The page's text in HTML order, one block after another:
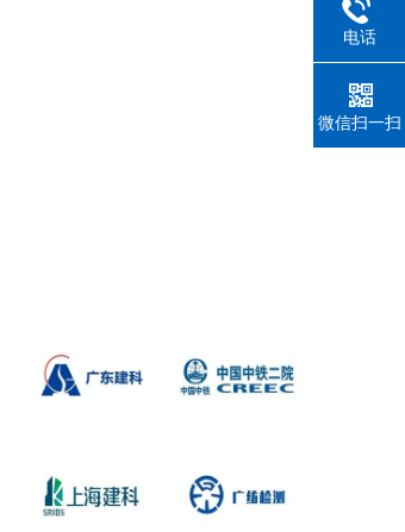
电话
微信扫一扫